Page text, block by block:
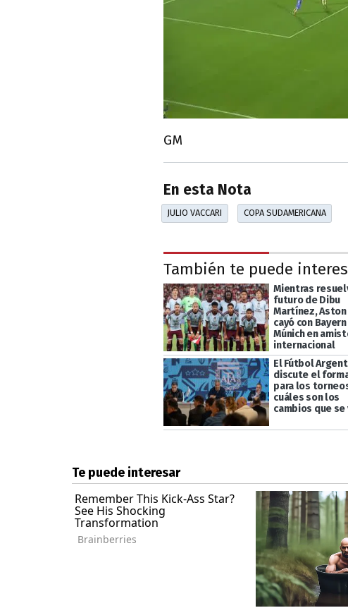
GM
En esta Nota
JULIO VACCARI COPA SUDAMERICANA
También te puede
Mientras
futuro de Dibu
Martínez,
cayó con Bayern
Múnich en
internacional
El Fútbol
discute el
para los
cuáles son los
cambios que se